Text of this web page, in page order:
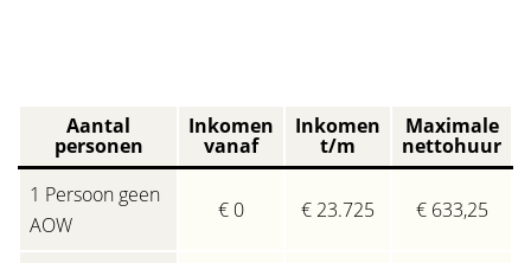
Aantal
personen
Inkomen
vanaf
Inkomen
t/m
Maximale
nettohuur
1 Persoon geen
AOW
€ 0 € 23.725 € 633,25